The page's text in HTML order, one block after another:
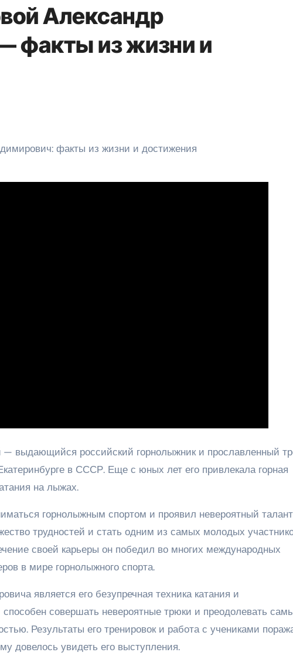
Александр
факты из жизни и
— выдающийся российский горнолыжник и прославленный
в СССР. Еще с юных лет его привлекала горная
на лыжах.
горнолыжным спортом и проявил невероятный
трудностей и стать одним из самых молодых
своей карьеры он победил во многих международных
в мире горнолыжного спорта.
является его безупречная техника катания и
совершать невероятные трюки и преодолевать
Результаты его тренировок и работа с учениками
довелось увидеть его выступления.